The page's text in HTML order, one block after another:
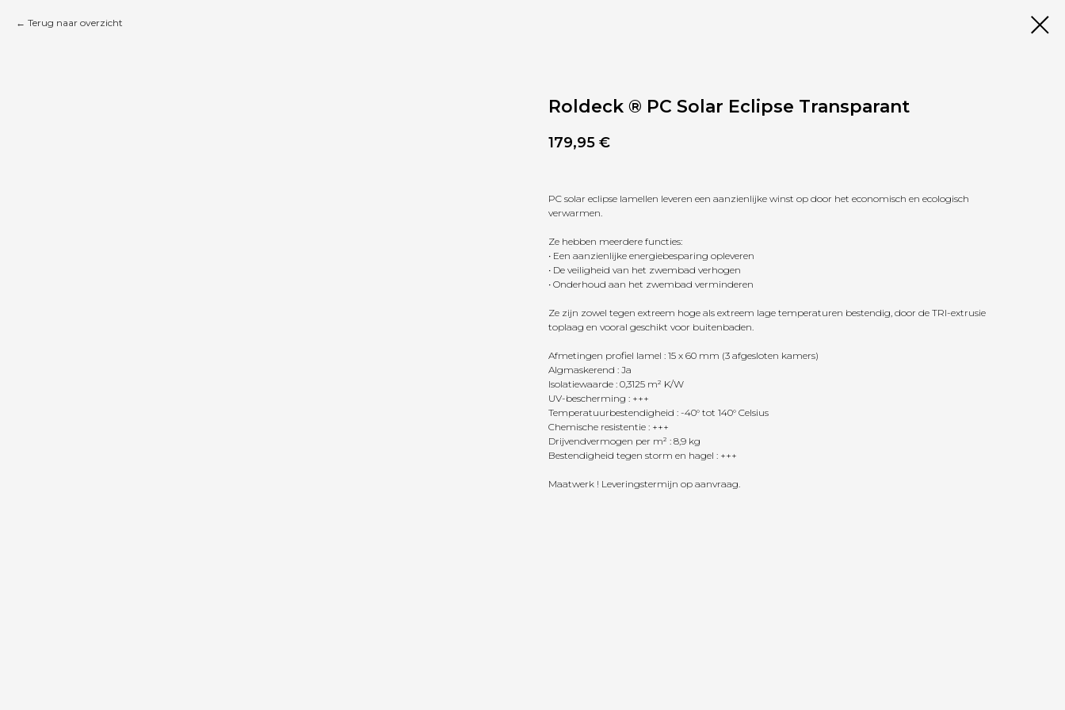
Terug naar overzicht
Roldeck ® PC Solar Eclipse Transparant
179,95 €
PC solar eclipse lamellen leveren een aanzienlijke winst op door het economisch en ecologisch
verwarmen.
Ze hebben meerdere functies:
• Een aanzienlijke energiebesparing opleveren
• De veiligheid van het zwembad verhogen
• Onderhoud aan het zwembad verminderen
Ze zijn zowel tegen extreem hoge als extreem lage temperaturen bestendig, door de TRI-extrusie
toplaag en vooral geschikt voor buitenbaden.
Afmetingen profiel lamel : 15 x 60 mm (3 afgesloten kamers)
Algmaskerend : Ja
Isolatiewaarde : 0,3125 m² K/W
UV-bescherming : +++
Temperatuurbestendigheid : -40° tot 140° Celsius
Chemische resistentie : +++
Drijvendvermogen per m² : 8,9 kg
Bestendigheid tegen storm en hagel : +++
Maatwerk ! Leveringstermijn op aanvraag.